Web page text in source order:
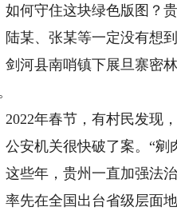
守住这块绿色版图？贵
、张某等一定没有想到
县南哨镇下展旦寨密林
年春节，有村民发现，
机关很快破了案。“剜肉
年，贵州一直加强法
在全国出台省级层面地